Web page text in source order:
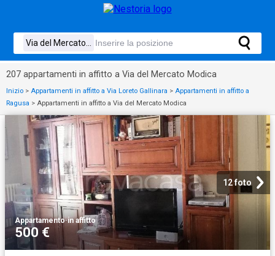
207 appartamenti in affitto a Via del Mercato Modica
Inizio > Appartamenti in affitto a Via Loreto Gallinara > Appartamenti in affitto a
Ragusa > Appartamenti in affitto a Via del Mercato Modica
12 foto
Appartamento·in affitto
500 €